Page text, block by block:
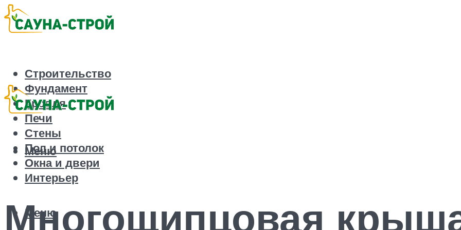
Строительство
Фундамент
Кровля
Печи
Стены
Пол и потолок
Окна и двери
Интерьер
Меню
Меню
Многощипцовая